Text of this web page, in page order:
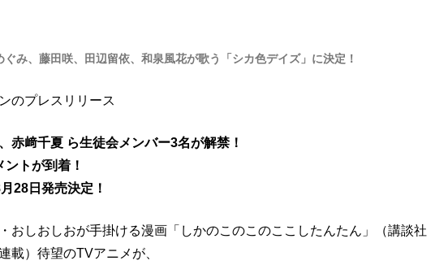
み、藤田咲、田辺留依、和泉風花が歌う「シカ色デイズ」に決定！
のプレスリリース
赤﨑千夏 ら生徒会メンバー3名が解禁！
トが到着！
28日発売決定！
おしおしおが手掛ける漫画「しかのこのこのここしたんたん」（講談社
載）待望のTVアニメが、